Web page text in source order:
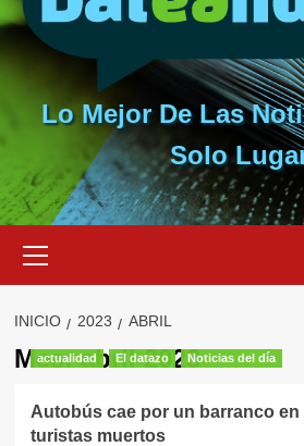
Lo Mejor De Las
Solo
primario
INICIO 2023 ABRIL
Mes:abril 2023
actualidad El datazo Noticias del día
Autobús cae por un barranco en
turistas muertos